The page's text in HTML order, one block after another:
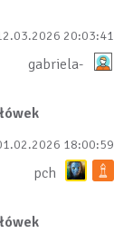
20:03:41
gabriela-
18:00:59
pch